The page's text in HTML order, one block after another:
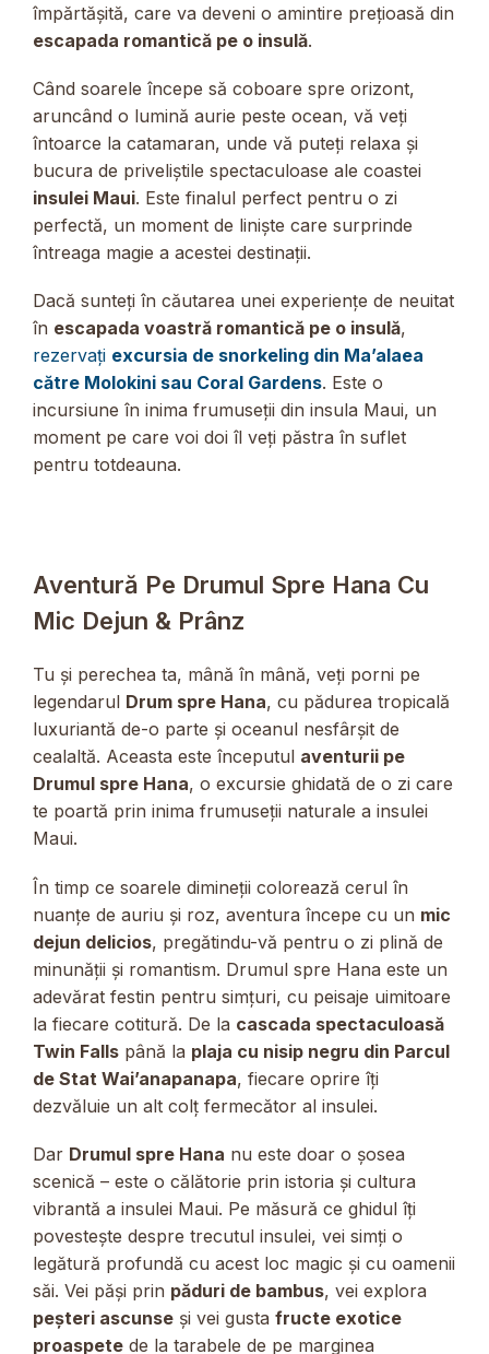
împărtășită, care va deveni o amintire prețioasă din
escapada romantică pe o insulă.
Când soarele începe să coboare spre orizont,
aruncând o lumină aurie peste ocean, vă veți
întoarce la catamaran, unde vă puteți relaxa și
bucura de priveliștile spectaculoase ale coastei
insulei Maui. Este finalul perfect pentru o zi
perfectă, un moment de liniște care surprinde
întreaga magie a acestei destinații.
Dacă sunteți în căutarea unei experiențe de neuitat
în escapada voastră romantică pe o insulă,
rezervați excursia de snorkeling din Ma’alaea
către Molokini sau Coral Gardens. Este o
incursiune în inima frumuseții din insula Maui, un
moment pe care voi doi îl veți păstra în suflet
pentru totdeauna.
Aventură Pe Drumul Spre Hana Cu
Mic Dejun & Prânz
Tu și perechea ta, mână în mână, veți porni pe
legendarul Drum spre Hana, cu pădurea tropicală
luxuriantă de-o parte și oceanul nesfârșit de
cealaltă. Aceasta este începutul aventurii pe
Drumul spre Hana, o excursie ghidată de o zi care
te poartă prin inima frumuseții naturale a insulei
Maui.
În timp ce soarele dimineții colorează cerul în
nuanțe de auriu și roz, aventura începe cu un mic
dejun delicios, pregătindu-vă pentru o zi plină de
minunății și romantism. Drumul spre Hana este un
adevărat festin pentru simțuri, cu peisaje uimitoare
la fiecare cotitură. De la cascada spectaculoasă
Twin Falls până la plaja cu nisip negru din Parcul
de Stat Wai’anapanapa, fiecare oprire îți
dezvăluie un alt colț fermecător al insulei.
Dar Drumul spre Hana nu este doar o șosea
scenică – este o călătorie prin istoria și cultura
vibrantă a insulei Maui. Pe măsură ce ghidul îți
povestește despre trecutul insulei, vei simți o
legătură profundă cu acest loc magic și cu oamenii
săi. Vei păși prin păduri de bambus, vei explora
peșteri ascunse și vei gusta fructe exotice
proaspete de la tarabele de pe marginea